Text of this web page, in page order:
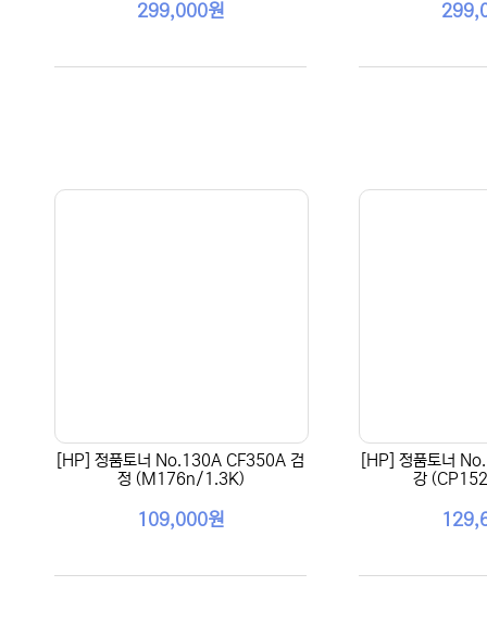
299,000원
[HP] 정품토너 No.130A CF350A 검
정 (M176n/1.3K)
109,000원
[HP] 정품토너
강